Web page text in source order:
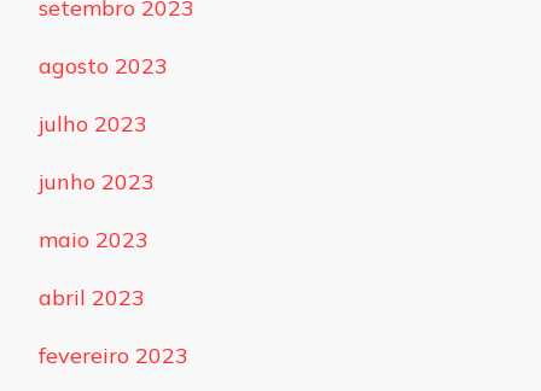
setembro 2023
agosto 2023
julho 2023
junho 2023
maio 2023
abril 2023
fevereiro 2023